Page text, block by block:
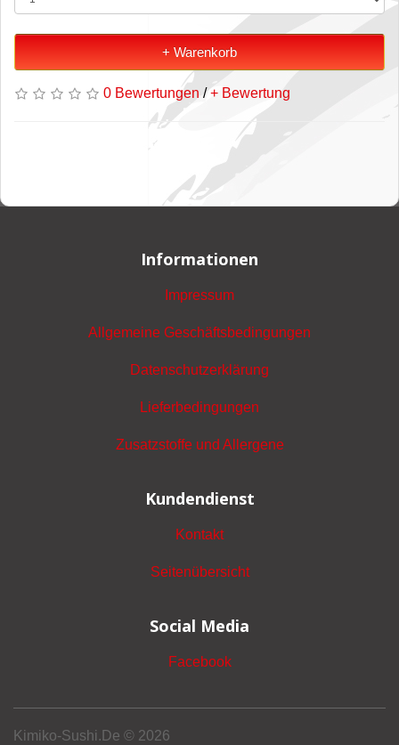
+ Warenkorb
0 Bewertungen /+ Bewertung
Informationen
Impressum
Allgemeine Geschäftsbedingungen
Datenschutzerklärung
Lieferbedingungen
Zusatzstoffe und Allergene
Kundendienst
Kontakt
Seitenübersicht
Social Media
Facebook
Kimiko-Sushi.De © 2026